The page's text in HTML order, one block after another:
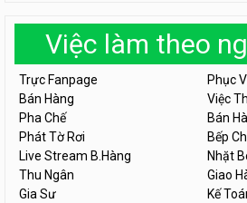
Việc làm theo
Trực Fanpage
Phục
Bán Hàng
Việc
Pha Chế
Bán
Phát Tờ Rơi
Bếp
Live Stream B.Hàng
Nhặt
Thu Ngân
Giao
Gia Sư
Kế